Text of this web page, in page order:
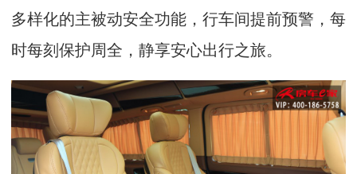
多样化的主被动安全功能，行车间提前预警，每
时每刻保护周全，静享安心出行之旅。